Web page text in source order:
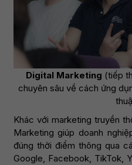
Digital Marketing (tiếp
chuyên sâu về cách ứng
Khác với marketing truyền
Marketing giúp doanh
đúng thời điểm thông qua
Google, Facebook, TikTok,